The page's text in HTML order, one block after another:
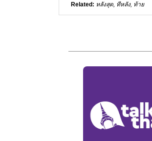
Related: หลังสุด, ทีหลัง, ท้าย